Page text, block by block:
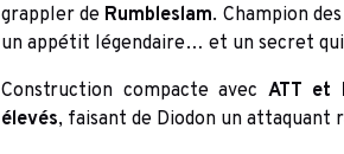
grappler de Rumbleslam. Champion
un appétit légendaire… et un secret
Construction compacte avec ATT et
élevés, faisant de Diodon un attaquant